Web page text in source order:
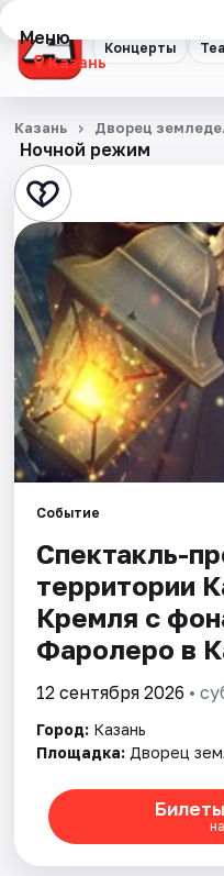
Концерты
Меню
Казань
Концерты
Театр
Стендап
Выставки
Квесты
Экскурсии
Спорт
События
Города
Площадки
Артисты
Рейтинги
Ночной режим
Казань Дворец
Событие
Спектакль-
территории
Кремля с
Фаролеро в
12 сентября 2026 •
Город: Казань
Площадка: Дворец